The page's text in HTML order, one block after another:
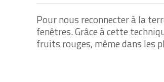
Pour nous reconnecter à la
fenêtres. Grâce à cette
fruits rouges, même dans les